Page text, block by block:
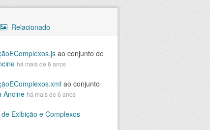
Relacionado
ao conjunto de
há mais de 6 anos
ao conjunto
Ancine há mais de 6 anos
Exibição e Complexos